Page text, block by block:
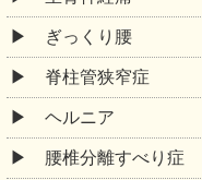
ぎっくり腰
脊柱管狭窄症
ヘルニア
腰椎分離すべり症